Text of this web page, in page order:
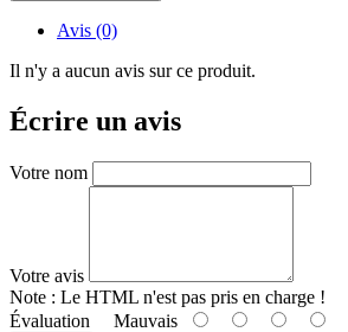
Avis (0)
Il n'y a aucun avis sur ce produit.
Écrire un avis
Votre nom
Votre avis
Note : Le HTML n'est pas pris en charge !
Évaluation Mauvais